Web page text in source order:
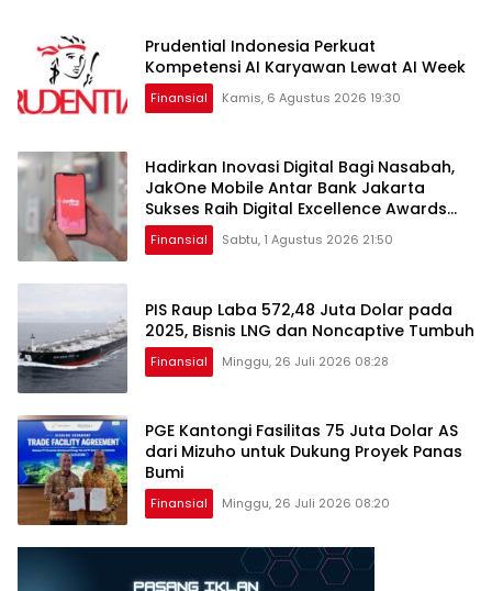
Prudential Indonesia Perkuat
Kompetensi AI Karyawan Lewat AI Week
Finansial Kamis, 6 Agustus 2026 19:30
Hadirkan Inovasi Digital Bagi Nasabah,
JakOne Mobile Antar Bank Jakarta
Sukses Raih Digital Excellence Awards
2026
Finansial Sabtu, 1 Agustus 2026 21:50
PIS Raup Laba 572,48 Juta Dolar pada
2025, Bisnis LNG dan Noncaptive Tumbuh
Finansial Minggu, 26 Juli 2026 08:28
PGE Kantongi Fasilitas 75 Juta Dolar AS
dari Mizuho untuk Dukung Proyek Panas
Bumi
Finansial Minggu, 26 Juli 2026 08:20